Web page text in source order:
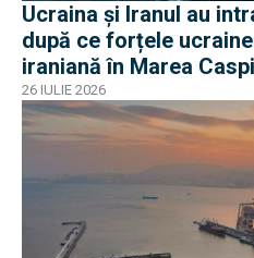
Ucraina și Iranul au
după ce forțele
iraniană în Marea
26 IULIE 2026